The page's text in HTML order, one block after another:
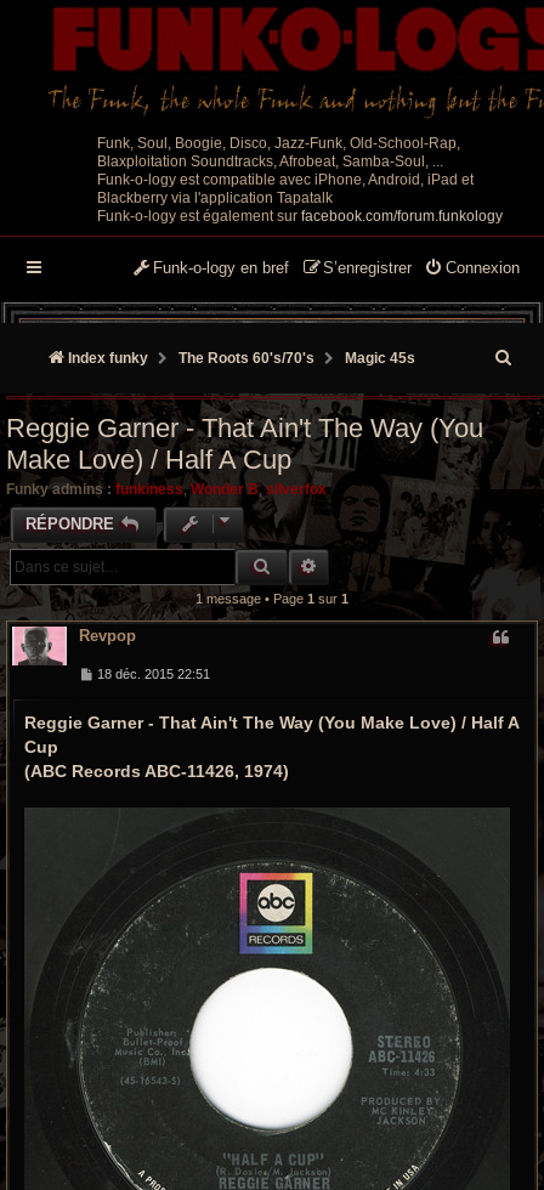
Funk, Soul, Boogie, Disco, Jazz-Funk, Old-School-Rap,
Blaxploitation Soundtracks, Afrobeat, Samba-Soul, ...
Funk-o-logy est compatible avec iPhone, Android, iPad et
Blackberry via l'application Tapatalk
Funk-o-logy est également sur facebook.com/forum.funkology
Connexion
S’enregistrer
Funk-o-logy en bref
Index funky The Roots 60's/70's Magic 45s
e
r
Reggie Garner ‎- That Ain't The Way (You
Make Love) / Half A Cup
Funky admins : funkiness,Wonder B,silverfox
RÉPONDRE
RECHERCHE GROOVY
RECHERCHE AVANCÉE
1 message • Page 1 sur 1
Revpop
M
s
e
18 déc. 2015 22:51
Reggie Garner - That Ain't The Way (You Make Love) / Half A
Cup
(ABC Records ‎ABC-11426, 1974)